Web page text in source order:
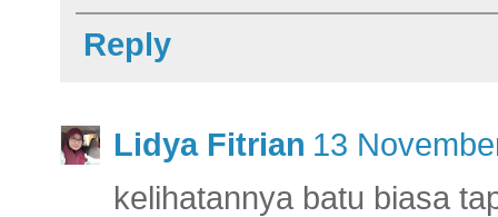
Reply
Lidya Fitrian 13
kelihatannya batu biasa